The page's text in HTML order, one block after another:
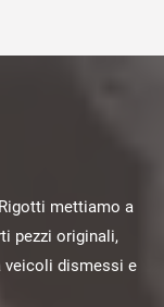
mettiamo a
pezzi originali,
veicoli dismessi e